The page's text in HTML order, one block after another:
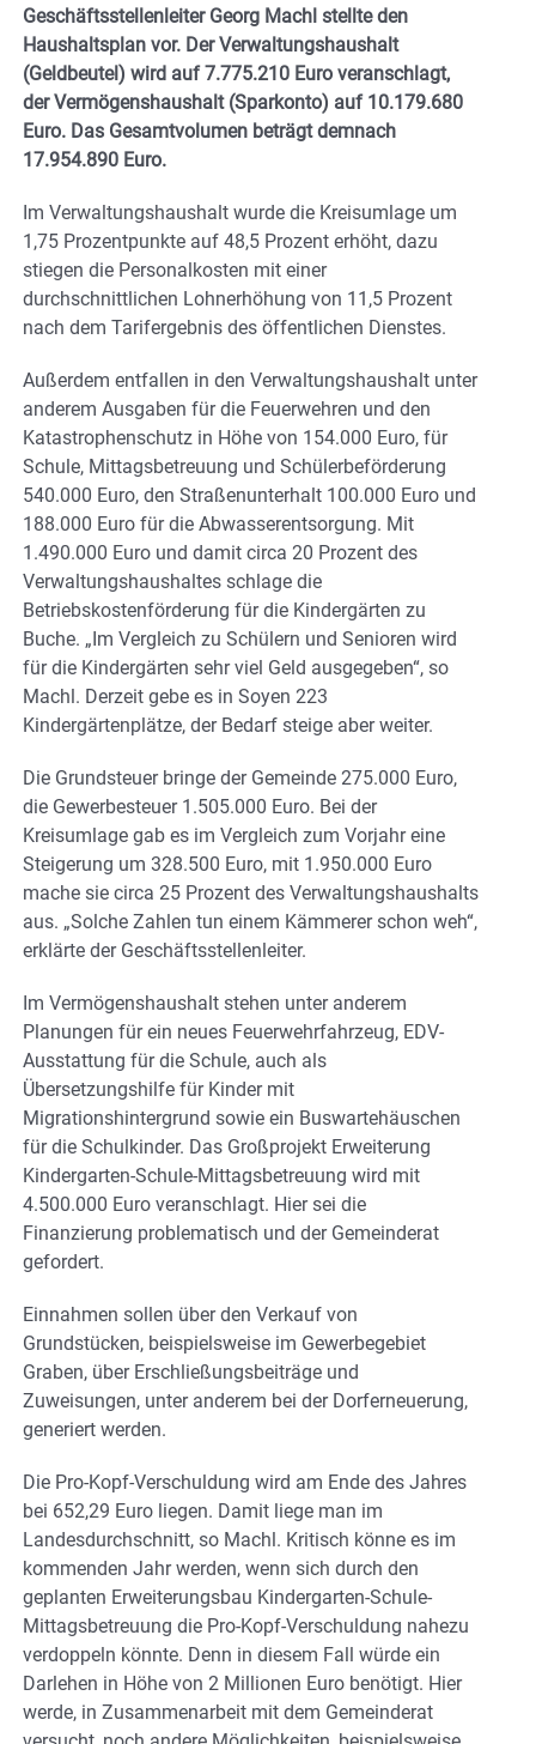
Geschäftsstellenleiter Georg Machl stellte den
Haushaltsplan vor. Der Verwaltungshaushalt
(Geldbeutel) wird auf 7.775.210 Euro veranschlagt,
der Vermögenshaushalt (Sparkonto) auf 10.179.680
Euro. Das Gesamtvolumen beträgt demnach
17.954.890 Euro.
Im Verwaltungshaushalt wurde die Kreisumlage um
1,75 Prozentpunkte auf 48,5 Prozent erhöht, dazu
stiegen die Personalkosten mit einer
durchschnittlichen Lohnerhöhung von 11,5 Prozent
nach dem Tarifergebnis des öffentlichen Dienstes.
Außerdem entfallen in den Verwaltungshaushalt unter
anderem Ausgaben für die Feuerwehren und den
Katastrophenschutz in Höhe von 154.000 Euro, für
Schule, Mittagsbetreuung und Schülerbeförderung
540.000 Euro, den Straßenunterhalt 100.000 Euro und
188.000 Euro für die Abwasserentsorgung. Mit
1.490.000 Euro und damit circa 20 Prozent des
Verwaltungshaushaltes schlage die
Betriebskostenförderung für die Kindergärten zu
Buche. „Im Vergleich zu Schülern und Senioren wird
für die Kindergärten sehr viel Geld ausgegeben“, so
Machl. Derzeit gebe es in Soyen 223
Kindergärtenplätze, der Bedarf steige aber weiter.
Die Grundsteuer bringe der Gemeinde 275.000 Euro,
die Gewerbesteuer 1.505.000 Euro. Bei der
Kreisumlage gab es im Vergleich zum Vorjahr eine
Steigerung um 328.500 Euro, mit 1.950.000 Euro
mache sie circa 25 Prozent des Verwaltungshaushalts
aus. „Solche Zahlen tun einem Kämmerer schon weh“,
erklärte der Geschäftsstellenleiter.
Im Vermögenshaushalt stehen unter anderem
Planungen für ein neues Feuerwehrfahrzeug, EDV-
Ausstattung für die Schule, auch als
Übersetzungshilfe für Kinder mit
Migrationshintergrund sowie ein Buswartehäuschen
für die Schulkinder. Das Großprojekt Erweiterung
Kindergarten-Schule-Mittagsbetreuung wird mit
4.500.000 Euro veranschlagt. Hier sei die
Finanzierung problematisch und der Gemeinderat
gefordert.
Einnahmen sollen über den Verkauf von
Grundstücken, beispielsweise im Gewerbegebiet
Graben, über Erschließungsbeiträge und
Zuweisungen, unter anderem bei der Dorferneuerung,
generiert werden.
Die Pro-Kopf-Verschuldung wird am Ende des Jahres
bei 652,29 Euro liegen. Damit liege man im
Landesdurchschnitt, so Machl. Kritisch könne es im
kommenden Jahr werden, wenn sich durch den
geplanten Erweiterungsbau Kindergarten-Schule-
Mittagsbetreuung die Pro-Kopf-Verschuldung nahezu
verdoppeln könnte. Denn in diesem Fall würde ein
Darlehen in Höhe von 2 Millionen Euro benötigt. Hier
werde, in Zusammenarbeit mit dem Gemeinderat